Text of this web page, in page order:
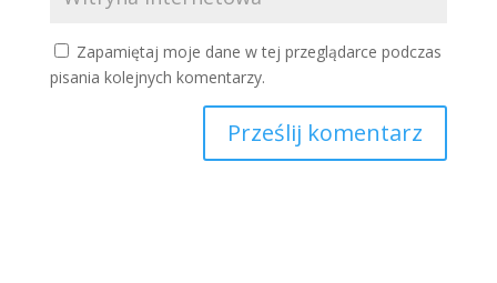
Zapamiętaj moje dane w tej przeglądarce podczas
pisania kolejnych komentarzy.